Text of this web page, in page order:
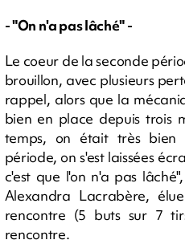
- "On n'a pas lâché" -
Le coeur de la seconde
brouillon, avec plusieurs
rappel, alors que la
bien en place depuis trois
temps, on était très bien
période, on s'est laissées
c'est que l'on n'a pas
Alexandra Lacrabère,
rencontre (5 buts sur 7
rencontre.